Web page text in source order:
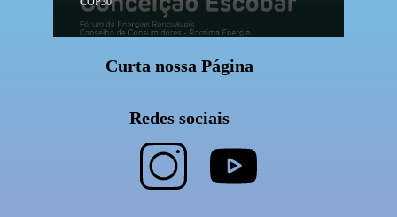
Curta nossa Página
Redes sociais